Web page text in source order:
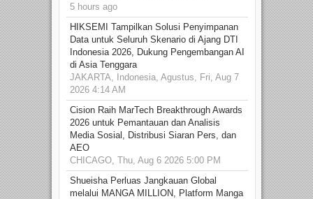
5 hours ago
HIKSEMI Tampilkan Solusi Penyimpanan
Data untuk Seluruh Skenario di Ajang DTI
Indonesia 2026, Dukung Pengembangan AI
di Asia Tenggara
JAKARTA, Indonesia, Agustus, Fri, Aug 7
2026 4:14 AM
Cision Raih MarTech Breakthrough Awards
2026 untuk Pemantauan dan Analisis
Media Sosial, Distribusi Siaran Pers, dan
AEO
CHICAGO, Thu, Aug 6 2026 5:00 PM
Shueisha Perluas Jangkauan Global
melalui MANGA MILLION, Platform Manga